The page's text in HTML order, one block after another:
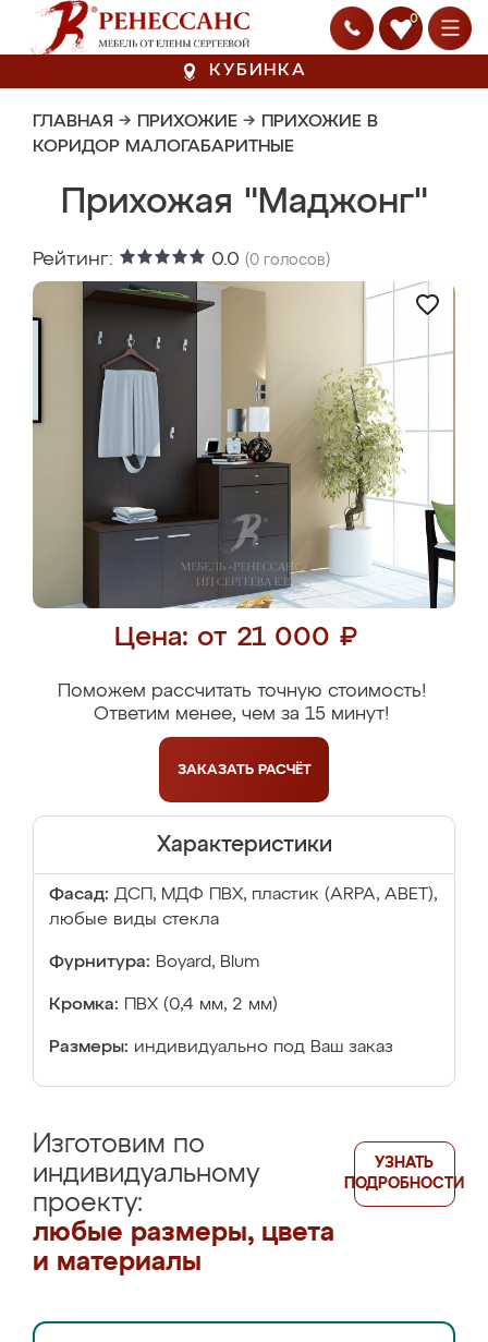
0
КУБИНКА
ГЛАВНАЯ → ПРИХОЖИЕ → ПРИХОЖИЕ В
КОРИДОР МАЛОГАБАРИТНЫЕ
Прихожая "Маджонг"
Рейтинг: 0.0 (0 голосов)
Цена: от 21 000 ₽
Поможем рассчитать точную стоимость!
Ответим менее, чем за 15 минут!
ЗАКАЗАТЬ РАСЧЁТ
Характеристики
Фасад: ДСП, МДФ ПВХ, пластик (ARPA, ABET),
любые виды стекла
Фурнитура: Boyard, Blum
Кромка: ПВХ (0,4 мм, 2 мм)
Размеры: индивидуально под Ваш заказ
Изготовим по
индивидуальному
проекту:
любые размеры, цвета
и материалы
УЗНАТЬ
ПОДРОБНОСТИ